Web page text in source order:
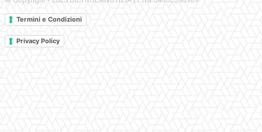
Termini e Condizioni
Privacy Policy